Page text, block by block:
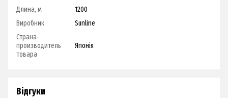
Длина, м
1200
Виробник
Sunline
Страна-
производитель
товара
Японія
Відгуки